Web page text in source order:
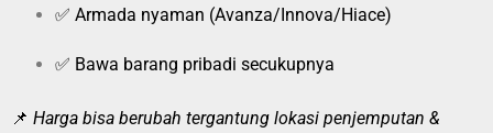
✅ Armada nyaman (Avanza/Innova/Hiace)
✅ Bawa barang pribadi secukupnya
📌 Harga bisa berubah tergantung lokasi penjemputan &